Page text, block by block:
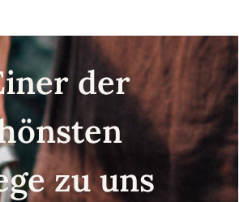
der
zu uns